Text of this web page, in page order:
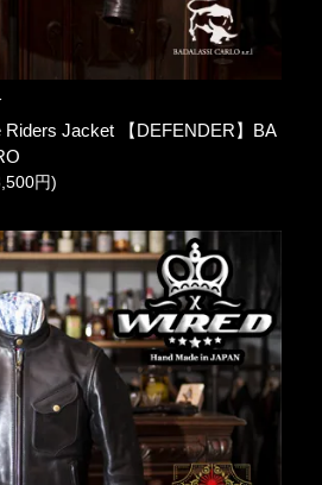
Riders Jacket 【DEFENDER】BA
円)